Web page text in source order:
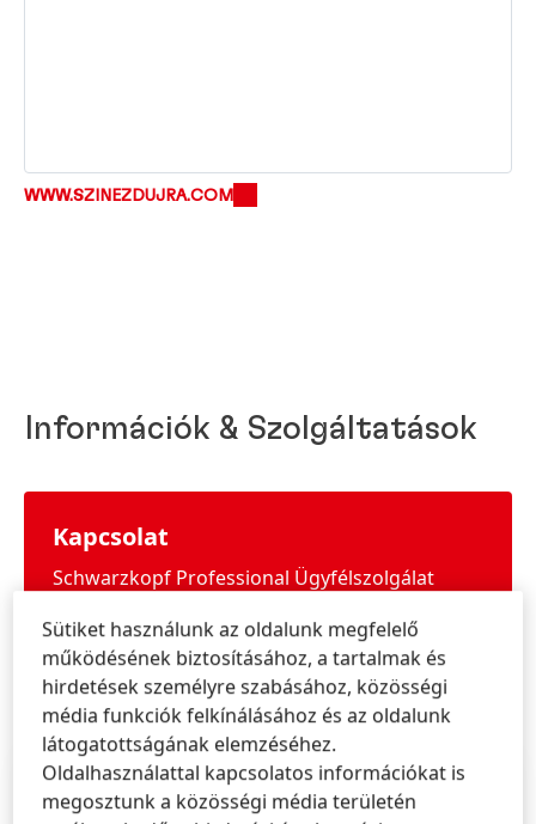
WWW.SZINEZDUJRA.COM
Információk & Szolgáltatások
Kapcsolat
Schwarzkopf Professional Ügyfélszolgálat
TUDJON MEG TÖBBET
Schwarzkopf Professionalt a
Sütiket használunk az oldalunk megfelelő
működésének biztosításához, a tartalmak és
hirdetések személyre szabásához, közösségi
média funkciók felkínálásához és az oldalunk
látogatottságának elemzéséhez.
Oldalhasználattal kapcsolatos információkat is
megosztunk a közösségi média területén